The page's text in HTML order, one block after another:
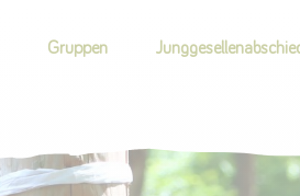
Gruppen